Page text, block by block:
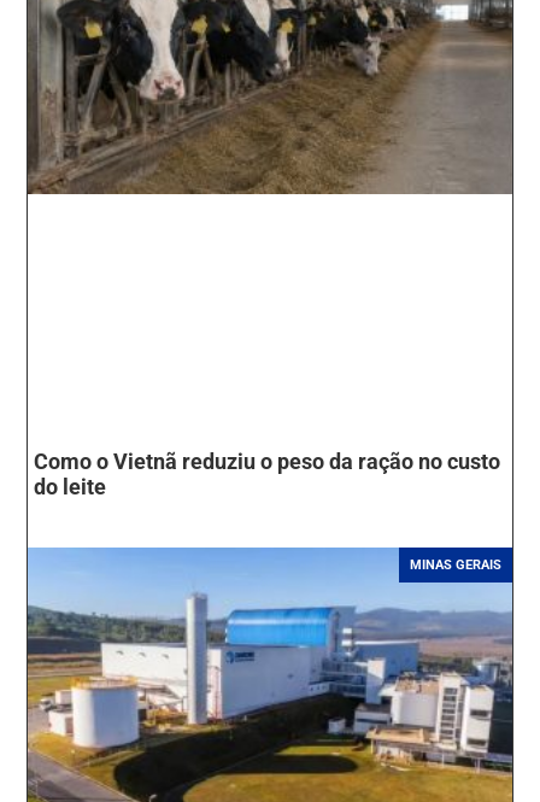
Como o Vietnã reduziu o peso da ração no custo
do leite
MINAS GERAIS